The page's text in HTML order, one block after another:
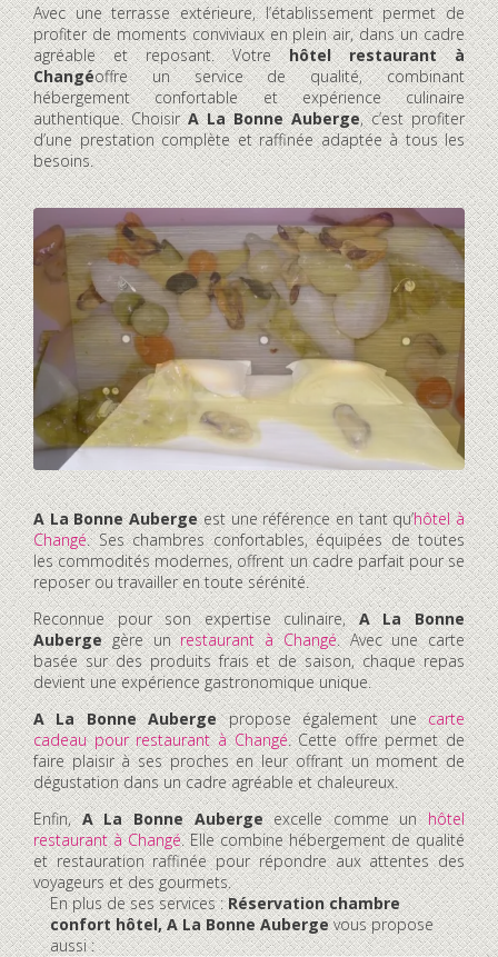
Avec une terrasse extérieure, l’établissement permet de
profiter de moments conviviaux en plein air, dans un cadre
agréable et reposant. Votrehôtel restaurant à
Changéoffre un service de qualité, combinant
hébergement confortable et expérience culinaire
authentique. ChoisirA La Bonne Auberge, c’est profiter
d’une prestation complète et raffinée adaptée à tous les
besoins.
A La Bonne Aubergeest une référence en tant qu’hôtel à
Changé. Ses chambres confortables, équipées de toutes
les commodités modernes, offrent un cadre parfait pour se
reposer ou travailler en toute sérénité.
Reconnue pour son expertise culinaire,A La Bonne
Aubergegère unrestaurant à Changé. Avec une carte
basée sur des produits frais et de saison, chaque repas
devient une expérience gastronomique unique.
A La Bonne Aubergepropose également unecarte
cadeau pour restaurant à Changé. Cette offre permet de
faire plaisir à ses proches en leur offrant un moment de
dégustation dans un cadre agréable et chaleureux.
Enfin,A La Bonne Aubergeexcelle comme unhôtel
restaurant à Changé. Elle combine hébergement de qualité
et restauration raffinée pour répondre aux attentes des
voyageurs et des gourmets.
En plus de ses services :Réservation chambre
confort hôtel, A La Bonne Aubergevous propose
aussi :